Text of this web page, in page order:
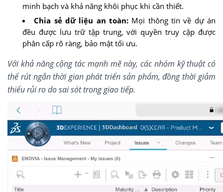
minh bạch và khả năng khôi phục khi cần thiết.
Chia sẻ dữ liệu an toàn: Mọi thông tin về dự án
đều được lưu trữ tập trung, với quyền truy cập được
phân cấp rõ ràng, bảo mật tối ưu.
Với khả năng cộng tác mạnh mẽ này, các nhóm kỹ thuật có
thể rút ngắn thời gian phát triển sản phẩm, đồng thời giảm
thiểu rủi ro do sai sót trong giao tiếp.